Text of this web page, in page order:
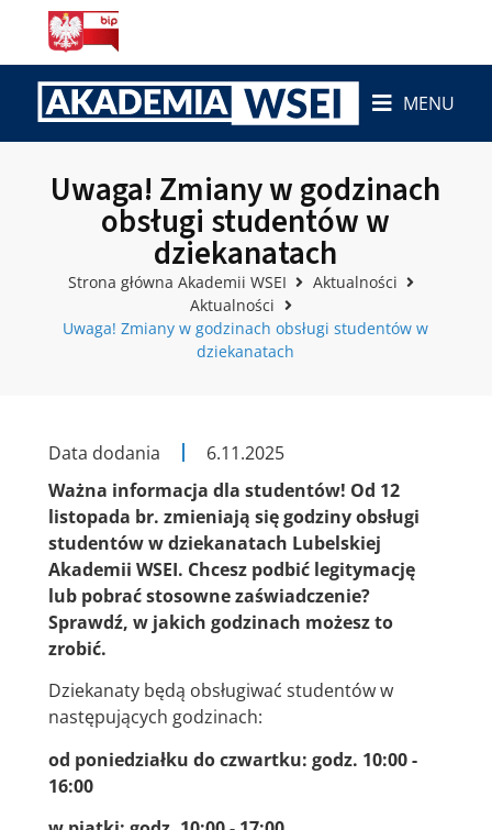
MENU
Uwaga! Zmiany w godzinach
obsługi studentów w
dziekanatach
Strona główna Akademii WSEI
Aktualności
Aktualności
Uwaga! Zmiany w godzinach obsługi studentów w
dziekanatach
Data dodania
6.11.2025
Ważna informacja dla studentów! Od 12
listopada br. zmieniają się godziny obsługi
studentów w dziekanatach Lubelskiej
Akademii WSEI. Chcesz podbić legitymację
lub pobrać stosowne zaświadczenie?
Sprawdź, w jakich godzinach możesz to
zrobić.
Dziekanaty będą obsługiwać studentów w
następujących godzinach:
od poniedziałku do czwartku: godz. 10:00 -
16:00